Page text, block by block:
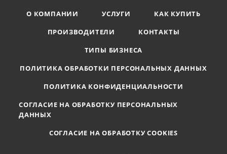
О КОМПАНИИ УСЛУГИ
КАК КУПИТЬ
ПРОИЗВОДИТЕЛИ
КОНТАКТЫ
ТИПЫ БИЗНЕСА
ПОЛИТИКА ОБРАБОТКИ ПЕРСОНАЛЬНЫХ ДАННЫХ
ПОЛИТИКА КОНФИДЕНЦИАЛЬНОСТИ
СОГЛАСИЕ НА ОБРАБОТКУ ПЕРСОНАЛЬНЫХ
ДАННЫХ
СОГЛАСИЕ НА ОБРАБОТКУ COOKIES